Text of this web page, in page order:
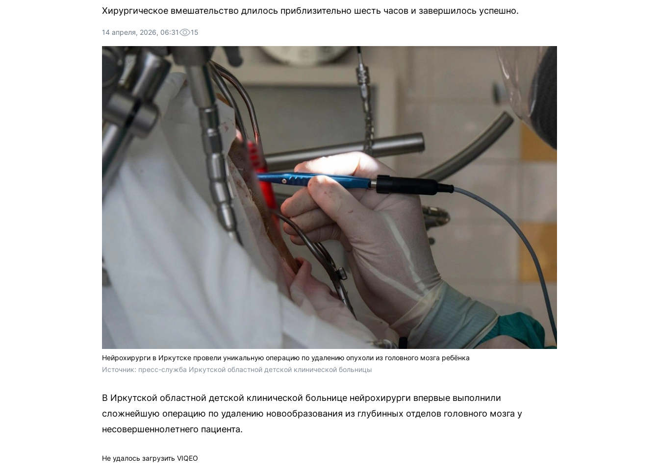
Хирургическое вмешательство длилось приблизительно шесть часов и завершилось успешно.
14 апреля, 2026, 06:31 15
Нейрохирурги в Иркутске провели уникальную операцию по удалению опухоли из головного мозга ребёнка
Источник: пресс-служба Иркутской областной детской клинической больницы
В Иркутской областной детской клинической больнице нейрохирурги впервые выполнили
сложнейшую операцию по удалению новообразования из глубинных отделов головного мозга у
несовершеннолетнего пациента.
Не удалось загрузить VIQEO